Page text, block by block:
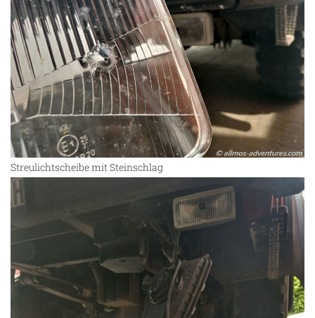
Streulichtscheibe mit Steinschlag